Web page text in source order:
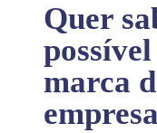
Quer
marca